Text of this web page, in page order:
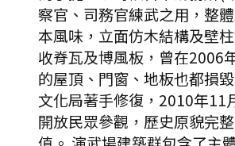
察官、司務官練武之用，整
本風味，立面仿木結構及壁
收脊瓦及博風板，曾在2006
的屋頂、門窗、地板也都損
文化局著手修復，2010年11
開放民眾參觀，歷史原貌完